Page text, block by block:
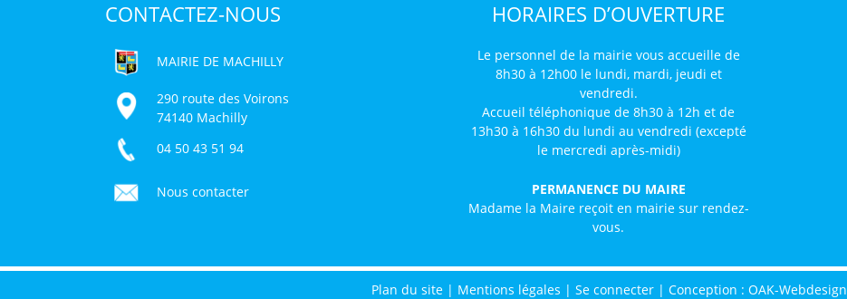
CONTACTEZ-NOUS
MAIRIE DE MACHILLY
290 route des Voirons
74140 Machilly
04 50 43 51 94
Nous contacter
HORAIRES D’OUVERTURE
Le personnel de la mairie vous accueille de
8h30 à 12h00 le lundi, mardi, jeudi et
vendredi.
Accueil téléphonique de 8h30 à 12h et de
13h30 à 16h30 du lundi au vendredi (excepté
le mercredi après-midi)
PERMANENCE DU MAIRE
Madame la Maire reçoit en mairie sur rendez-
vous.
Plan du site| Mentions légales | Se connecter| Conception : OAK-Webdesign